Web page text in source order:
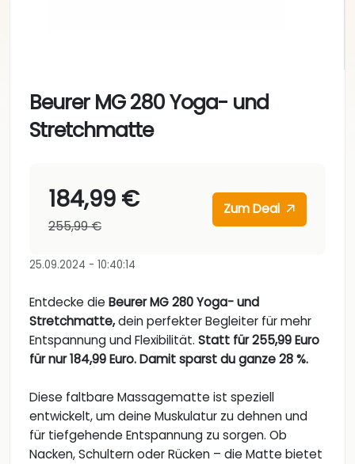
Beurer MG 280 Yoga- und
Stretchmatte
184,99 €
255,99 €
Zum Deal
25.09.2024 - 10:40:14
Entdecke die Beurer MG 280 Yoga- und
Stretchmatte,dein perfekter Begleiter für mehr
Entspannung und Flexibilität. Statt für 255,99 Euro
für nur 184,99 Euro. Damit sparst du ganze 28 %.
Diese faltbare Massagematte ist speziell
entwickelt, um deine Muskulatur zu dehnen und
für tiefgehende Entspannung zu sorgen. Ob
Nacken, Schultern oder Rücken – die Matte bietet